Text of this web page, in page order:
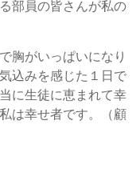
部員の皆さんが私の
胸がいっぱいになり
込みを感じた１日で
に生徒に恵まれて幸
は幸せ者です。（顧